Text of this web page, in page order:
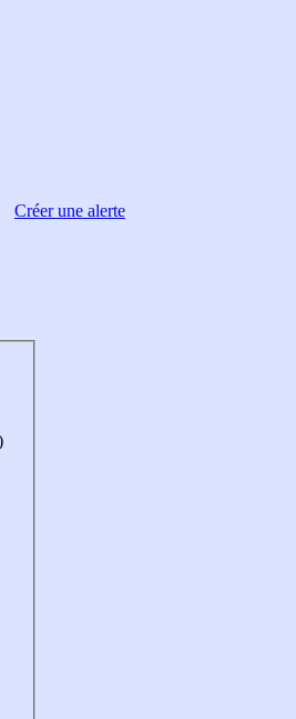
Créer une alerte